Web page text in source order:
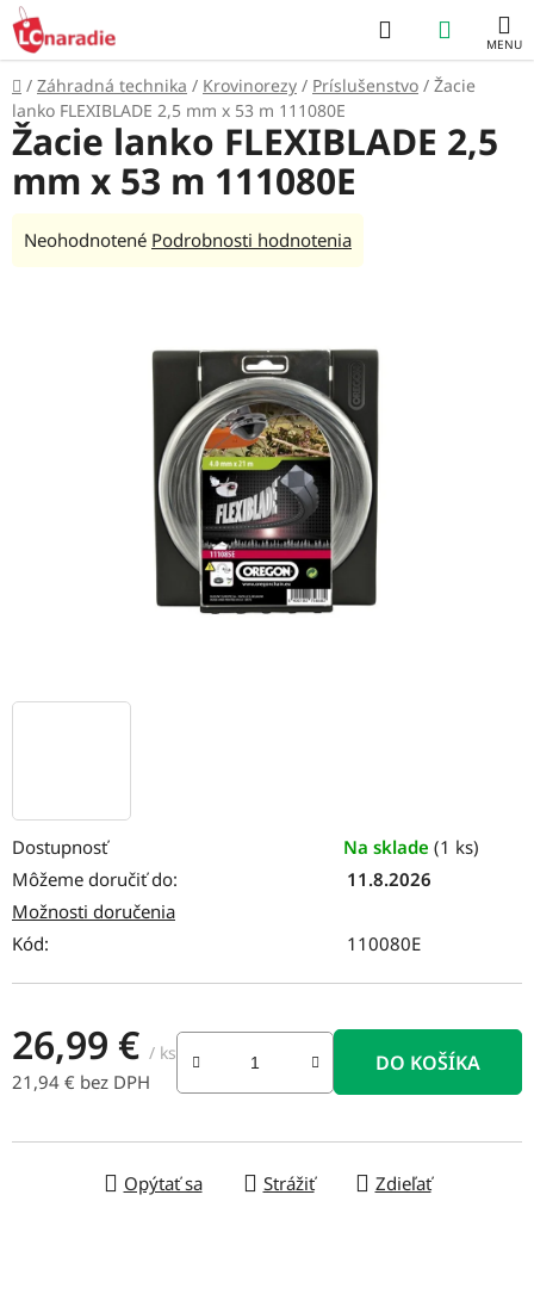
Prejsť
na
obsah
Hľadať
KOŠÍK
Domov
/ Záhradná technika / Krovinorezy / Príslušenstvo / Žacie
lanko FLEXIBLADE 2,5 mm x 53 m 111080E
Dostupnosť Na sklade (1 ks)
Môžeme doručiť do:
11.8.2026
Možnosti doručenia
Kód:
110080E
26,99 € / ks
21,94 € bez DPH
DO KOŠÍKA
Opýtať sa Strážiť Zdieľať
Žacie lanko FLEXIBLADE 2,5
mm x 53 m 111080E
Priemerné
Neohodnotené Podrobnosti hodnotenia